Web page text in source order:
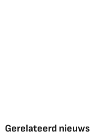
Gerelateerd nieuws